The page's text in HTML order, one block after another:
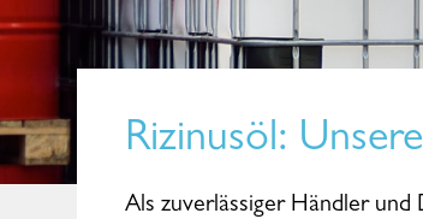
Rizinusöl:
Als zuverlässiger Händler